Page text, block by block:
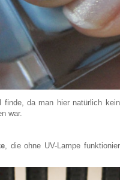
da man hier natürlich
war.
, die ohne UV-Lampe